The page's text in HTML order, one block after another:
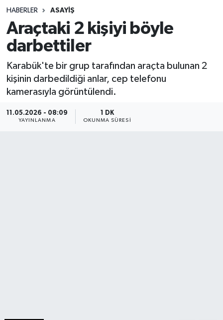
HABERLER ASAYIŞ
Araçtaki 2 kişiyi böyle
darbettiler
Karabük'te bir grup tarafından araçta bulunan 2
kişinin darbedildiği anlar, cep telefonu
kamerasıyla görüntülendi.
11.05.2026 - 08:09
YAYINLANMA
1 DK
OKUNMA SÜRESI
Spor
Teknoloji
Yaşam